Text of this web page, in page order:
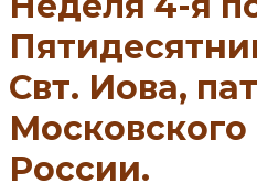
Свт. Иова,
Московского
России.